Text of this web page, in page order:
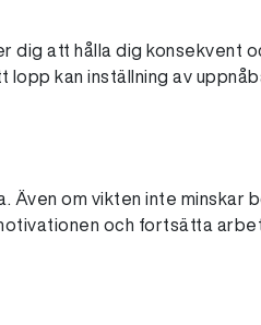
dig att hålla dig konsekvent
kan inställning av
Även om vikten inte minskar
och fortsätta